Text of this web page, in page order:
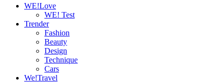
WE!Love
WE! Test
Trender
Fashion
Beauty
Design
Technique
Cars
We!Travel